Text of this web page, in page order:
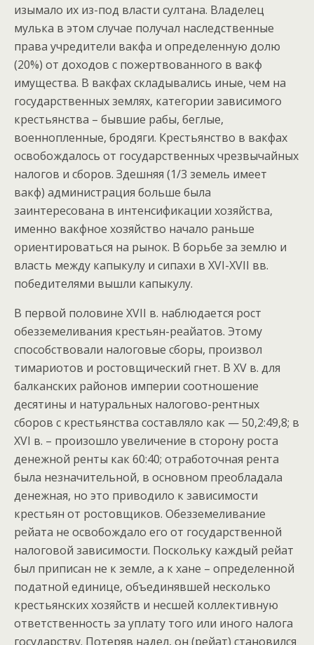
изымало их из-под власти султана. Владелец
мулька в этом случае получал наследственные
права учредители вакфа и определенную долю
(20%) от доходов с пожертвованного в вакф
имущества. В вакфах складывались иные, чем на
государственных землях, категории зависимого
крестьянства – бывшие рабы, беглые,
военнопленные, бродяги. Крестьянство в вакфах
освобождалось от государственных чрезвычайных
налогов и сборов. Здешняя (1/3 земель имеет
вакф) администрация больше была
заинтересована в интенсификации хозяйства,
именно вакфное хозяйство начало раньше
ориентироваться на рынок. В борьбе за землю и
власть между капыкулу и сипахи в XVI-XVII вв.
победителями вышли капыкулу.
В первой половине XVII в. наблюдается рост
обезземеливания крестьян-реайатов. Этому
способствовали налоговые сборы, произвол
тимариотов и ростовщический гнет. В XV в. для
балканских районов империи соотношение
десятины и натуральных налогово-рентных
сборов с крестьянства составляло как — 50,2:49,8; в
XVI в. – произошло увеличение в сторону роста
денежной ренты как 60:40; отработочная рента
была незначительной, в основном преобладала
денежная, но это приводило к зависимости
крестьян от ростовщиков. Обезземеливание
рейата не освобождало его от государственной
налоговой зависимости. Поскольку каждый рейат
был приписан не к земле, а к хане – определенной
податной единице, объединявшей несколько
крестьянских хозяйств и несшей коллективную
ответственность за уплату того или иного налога
государству. Потеряв надел, он (рейат) становился